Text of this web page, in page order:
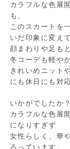
カラフルな色展
も、
このスカートを
いだ印象に変え
顔まわりや足も
冬コーデも軽や
きれいめニット
にも休日にも対
いかがでしたか？
カラフルな色展
になりすぎず
女性らしく、華
ろっています。